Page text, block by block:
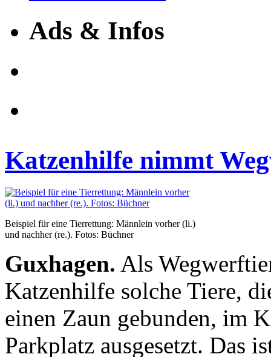
Ads & Infos
Katzenhilfe nimmt
Beispiel für eine Tierrettung: Männlein vorher (li.)
und nachher (re.). Fotos: Büchner
Guxhagen. Als
Katzenhilfe solche Tiere,
einen Zaun gebunden, im
Parkplatz ausgesetzt. Das